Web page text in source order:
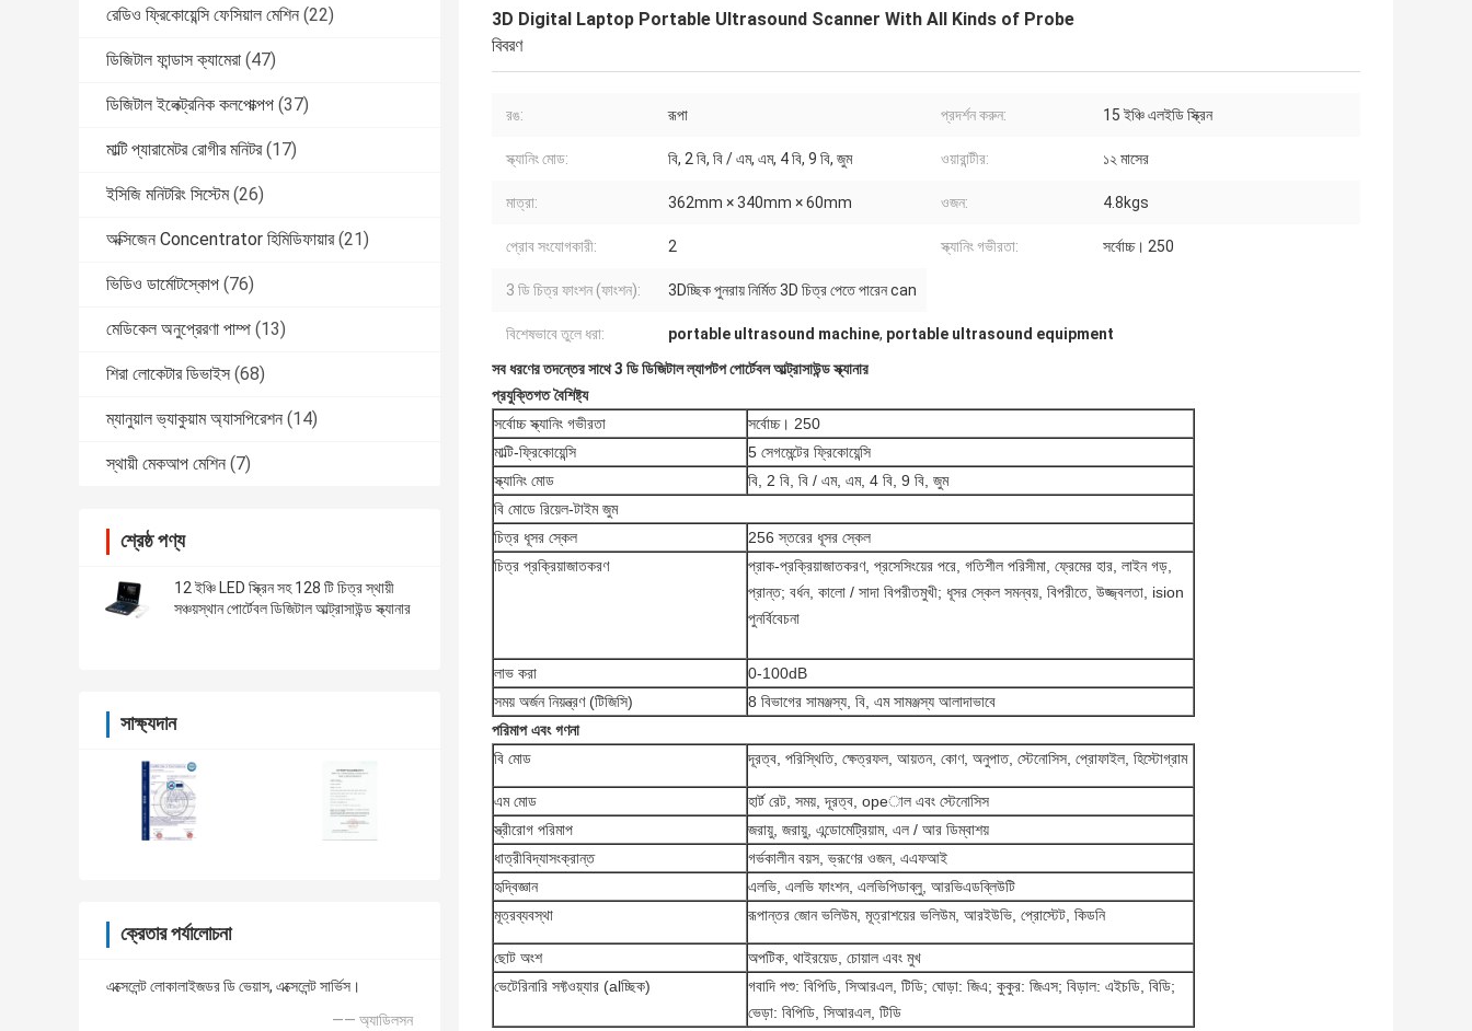
রেডিও ফ্রিকোয়েন্সি ফেসিয়াল মেশিন (22)
ডিজিটাল ফান্ডাস ক্যামেরা (47)
ডিজিটাল ইলেক্ট্রনিক কলপোক্পপ (37)
মাল্টি প্যারামেটর রোগীর মনিটর (17)
ইসিজি মনিটরিং সিস্টেম (26)
অক্সিজেন Concentrator হিমিডিফায়ার (21)
ভিডিও ডার্মোটস্কোপ (76)
মেডিকেল অনুপ্রেরণা পাম্প (13)
শিরা লোকেটার ডিভাইস (68)
ম্যানুয়াল ভ্যাকুয়াম অ্যাসপিরেশন (14)
স্থায়ী মেকআপ মেশিন (7)
শ্রেষ্ঠ পণ্য
12 ইঞ্চি LED স্ক্রিন সহ 128 টি চিত্র স্থায়ী
সঞ্চয়স্থান পোর্টেবল ডিজিটাল আল্ট্রাসাউন্ড স্ক্যানার
সাক্ষ্যদান
ক্রেতার পর্যালোচনা
এক্সেলেন্ট লোকালাইজডর ডি ভেয়াস, এক্সেলেন্ট সার্ভিস।
—— অ্যাডিলসন
3D Digital Laptop Portable Ultrasound Scanner With All Kinds of Probe
বিবরণ
রঙ: রূপা প্রদর্শন করুন: 15 ইঞ্চি এলইডি স্ক্রিন
স্ক্যানিং মোড: বি, 2 বি, বি / এম, এম, 4 বি, 9 বি, জুম ওয়ারান্টীর: ১২ মাসের
মাত্রা: 362mm × 340mm × 60mm ওজন: 4.8kgs
প্রোব সংযোগকারী: 2 স্ক্যানিং গভীরতা: সর্বোচ্চ। 250
3 ডি চিত্র ফাংশন (ফাংশন): 3Dচ্ছিক পুনরায় নির্মিত 3D চিত্র পেতে পারেন can
বিশেষভাবে তুলে ধরা: portable ultrasound machine, portable ultrasound equipment
সব ধরণের তদন্তের সাথে 3 ডি ডিজিটাল ল্যাপটপ পোর্টেবল আল্ট্রাসাউন্ড স্ক্যানার
প্রযুক্তিগত বৈশিষ্ট্য
সর্বোচ্চ স্ক্যানিং গভীরতা
সর্বোচ্চ। 250
মাল্টি-ফ্রিকোয়েন্সি
5 সেগমেন্টের ফ্রিকোয়েন্সি
স্ক্যানিং মোড
বি, 2 বি, বি / এম, এম, 4 বি, 9 বি, জুম
বি মোডে রিয়েল-টাইম জুম
চিত্র ধূসর স্কেল
256 স্তরের ধূসর স্কেল
চিত্র প্রক্রিয়াজাতকরণ
প্রাক-প্রক্রিয়াজাতকরণ, প্রসেসিংয়ের পরে, গতিশীল পরিসীমা, ফ্রেমের হার, লাইন গড়,
প্রান্ত; বর্ধন, কালো / সাদা বিপরীতমুখী; ধূসর স্কেল সমন্বয়, বিপরীতে, উজ্জ্বলতা, ision
পুনর্বিবেচনা
লাভ করা
0-100dB
সময় অর্জন নিয়ন্ত্রণ (টিজিসি)
8 বিভাগের সামঞ্জস্য, বি, এম সামঞ্জস্য আলাদাভাবে
পরিমাপ এবং গণনা
বি মোড
দূরত্ব, পরিস্থিতি, ক্ষেত্রফল, আয়তন, কোণ, অনুপাত, স্টেনোসিস, প্রোফাইল, হিস্টোগ্রাম
এম মোড
হার্ট রেট, সময়, দূরত্ব, opeাল এবং স্টেনোসিস
স্ত্রীরোগ পরিমাপ
জরায়ু, জরায়ু, এন্ডোমেট্রিয়াম, এল / আর ডিম্বাশয়
ধাত্রীবিদ্যাসংক্রান্ত
গর্ভকালীন বয়স, ভ্রূণের ওজন, এএফআই
হৃদ্বিজ্ঞান
এলভি, এলভি ফাংশন, এলভিপিডাব্লু, আরভিএডব্লিউটি
মূত্রব্যবস্থা
রূপান্তর জোন ভলিউম, মূত্রাশয়ের ভলিউম, আরইউভি, প্রোস্টেট, কিডনি
ছোট অংশ
অপটিক, থাইরয়েড, চোয়াল এবং মুখ
ভেটেরিনারি সফ্টওয়্যার (alচ্ছিক)
গবাদি পশু: বিপিডি, সিআরএল, টিডি; ঘোড়া: জিএ; কুকুর: জিএস; বিড়াল: এইচডি, বিডি;
ভেড়া: বিপিডি, সিআরএল, টিডি